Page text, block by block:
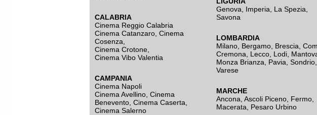
CALABRIA
Cinema Reggio Calabria
Cinema Catanzaro Cinema
Cosenza
Cinema Crotone
Cinema Vibo Valentia
CAMPANIA
Cinema Napoli
Cinema Avellino Cinema
Benevento Cinema Caserta
Cinema Salerno
Genova
Imperia La Spezia
Savona
LOMBARDIA
Milano Bergamo Brescia,
Cremona
Lecco Lodi
Monza Brianza
Pavia Sondrio
Varese
MARCHE
Ancona Ascoli Piceno Fermo
Macerata
Pesaro Urbino